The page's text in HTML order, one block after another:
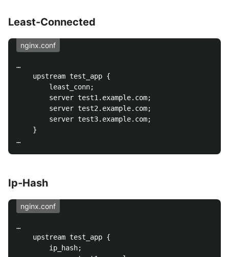
Least-Connected
nginx.conf
…
    upstream test_app {
        least_conn;
        server test1.example.com;
        server test2.example.com;
        server test3.example.com;
    }
Ip-Hash
nginx.conf
…
    upstream test_app {
        ip_hash;